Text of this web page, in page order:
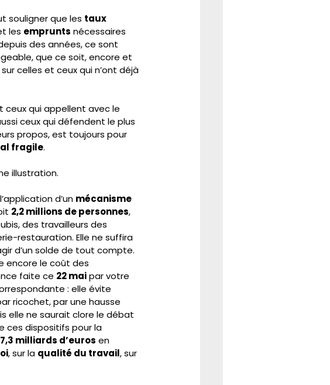
souligner que les taux
les emprunts nécessaires
des années, ce sont
que ce soit, encore et
celles et ceux qui n’ont déjà
qui appellent avec le
ceux qui défendent le plus
propos, est toujours pour
fragile.
illustration.
d’un mécanisme
2,2 millions de personnes,
des travailleurs des
restauration. Elle ne suffira
d’un solde de tout compte.
encore le coût des
faite ce 22 mai par votre
: elle évite
ricochet, par une hausse
elle ne saurait clore le débat
ces dispositifs pour la
milliards d’euros en
, sur la qualité du travail, sur